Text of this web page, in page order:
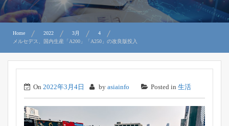
Home 2022 3月
4
メルセデス、国内生産「A200」「A250」の改良版投入
On 2022年3月4日 by asiainfo Posted in 生活